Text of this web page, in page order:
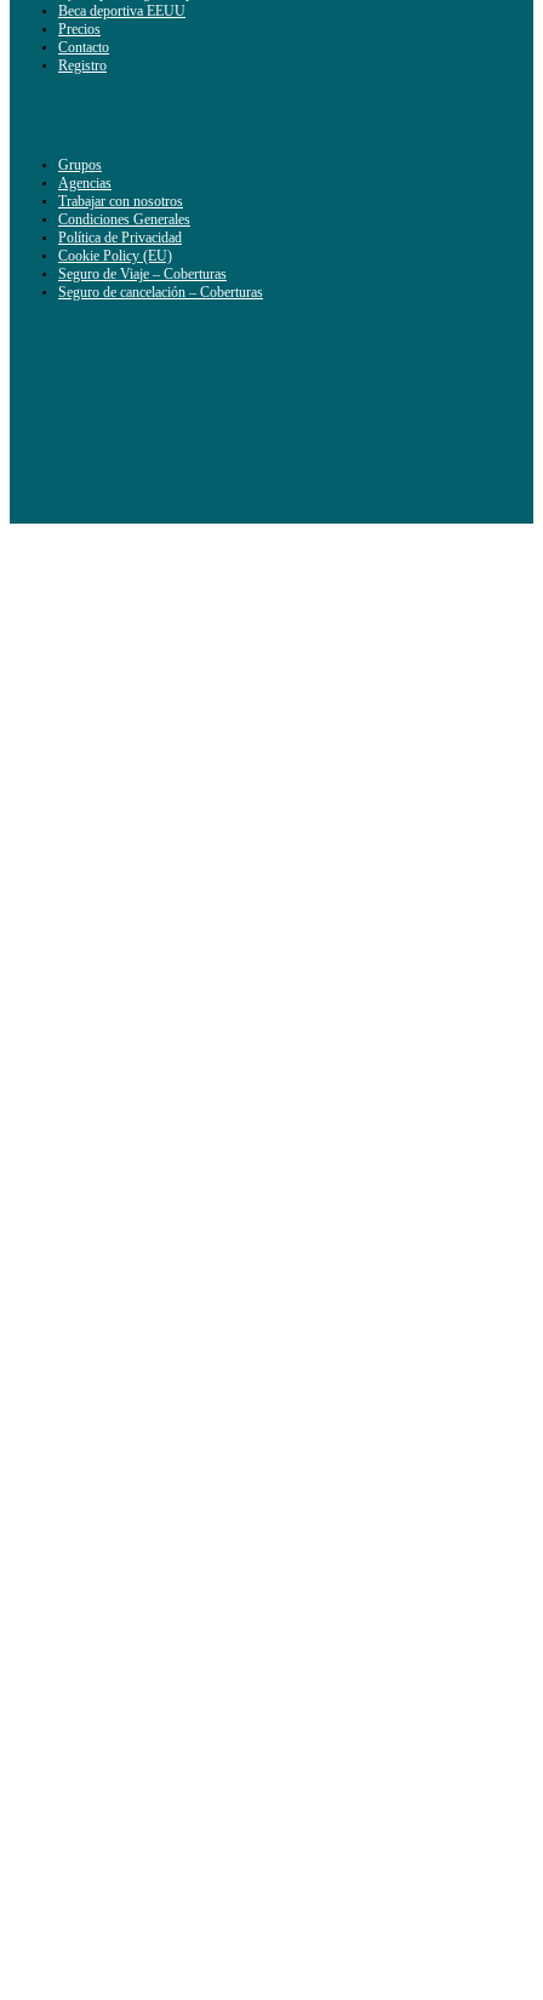
Beca deportiva EEUU
Precios
Contacto
Registro
Grupos
Agencias
Trabajar con nosotros
Condiciones Generales
Política de Privacidad
Cookie Policy (EU)
Seguro de Viaje – Coberturas
Seguro de cancelación – Coberturas